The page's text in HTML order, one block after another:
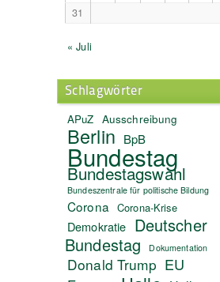
31
« Juli
Schlagwörter
APuZ Ausschreibung
Berlin BpB
Bundestag
Bundestagswahl
Bundeszentrale für politische Bildung
Corona Corona-Krise
Demokratie Deutscher
Bundestag
Dokumentation
Donald Trump EU